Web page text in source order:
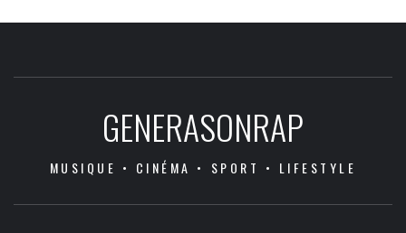
GENERASONRAP
MUSIQUE • CINÉMA • SPORT • LIFESTYLE